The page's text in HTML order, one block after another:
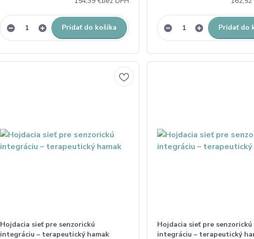
Pridať do košíka Pridať do
Hojdacia sieť pre senzorickú
integráciu – terapeutický hamak
Hojdacia sieť pre senzorickú
integráciu – terapeutický